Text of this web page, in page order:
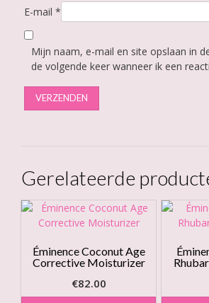
E-mail *
Mijn naam, e-mail en site opslaan in
de volgende keer wanneer ik een
Gerelateerde
Éminence Coconut Age
Corrective Moisturizer
€82.00